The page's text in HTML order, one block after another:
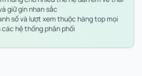
giữ gìn nhan sắc
số và lượt xem thuộc hàng top mọi
hệ thống phân phối